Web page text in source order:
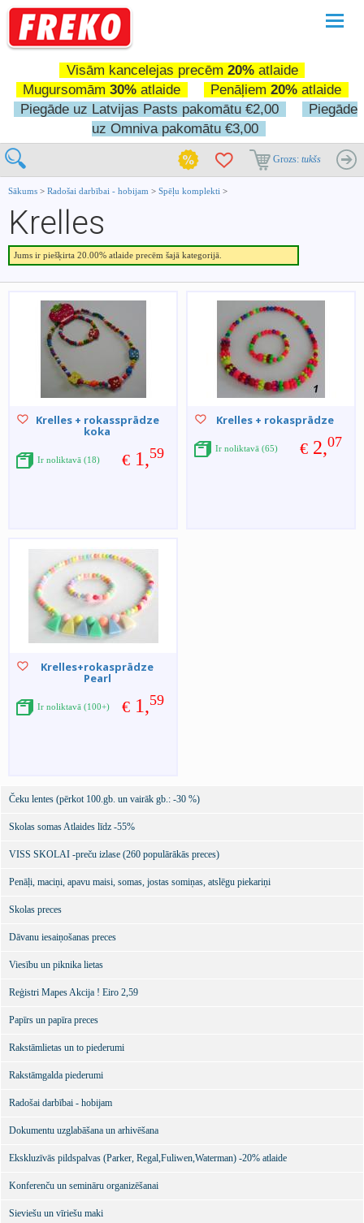
Visām kancelejas precēm 20%atlaide
Mugursomām 30% atlaide Penāļiem 20% atlaide
Piegāde uz Latvijas Pasts pakomātu €2,00
Piegāde
uz Omniva pakomātu €3,00
Grozs: tukšs
Sākums > Radošai darbībai - hobijam > Spēļu komplekti >
Krelles
Jums ir piešķirta 20.00% atlaide precēm šajā kategorijā.
Krelles + rokassprādze
koka
€ 1,59
Ir noliktavā (18)
Krelles + rokasprādze
€ 2,07
Ir noliktavā (65)
Krelles+rokasprādze
Pearl
€ 1,59
Ir noliktavā (100+)
Čeku lentes (pērkot 100.gb. un vairāk gb.: -30 %)
Skolas somas Atlaides līdz -55%
VISS SKOLAI -preču izlase (260 populārākās preces)
Penāļi, maciņi, apavu maisi, somas, jostas somiņas, atslēgu piekariņi
Skolas preces
Dāvanu iesaiņošanas preces
Viesību un piknika lietas
Reģistri Mapes Akcija ! Eiro 2,59
Papīrs un papīra preces
Rakstāmlietas un to piederumi
Rakstāmgalda piederumi
Radošai darbībai - hobijam
Dokumentu uzglabāšana un arhivēšana
Ekskluzīvās pildspalvas (Parker, Regal,Fuliwen,Waterman) -20% atlaide
Konferenču un semināru organizēšanai
Sieviešu un vīriešu maki